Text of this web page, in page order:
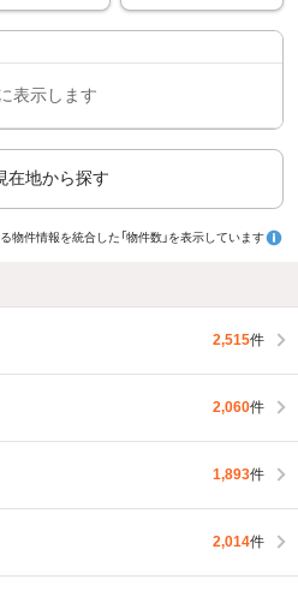
表示します
在地から探す
物件情報を統合した「物件数」を表示しています
2,515件
2,060件
1,893件
2,014件